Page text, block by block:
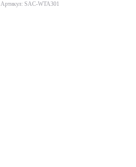
Артикул: SAC-WTA301